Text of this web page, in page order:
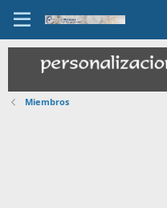
Miembros